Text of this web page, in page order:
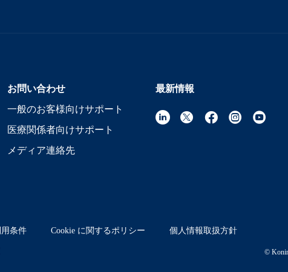
お問い合わせ
一般のお客様向けサポート
医療関係者向けサポート
メディア連絡先
最新情報
条件 Cookie に関するポリシー 個人情報取扱方針
©